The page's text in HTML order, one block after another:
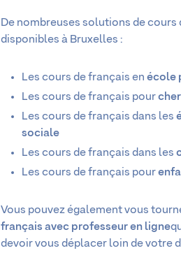
De nombreuses solutions de cours
disponibles à Bruxelles :
Les cours de français enécole
Les cours de français pour
Les cours de français dans les
sociale
Les cours de français dans les
Les cours de français pour
Vous pouvez également vous
français avec professeur en ligne
devoir vous déplacer loin de votre